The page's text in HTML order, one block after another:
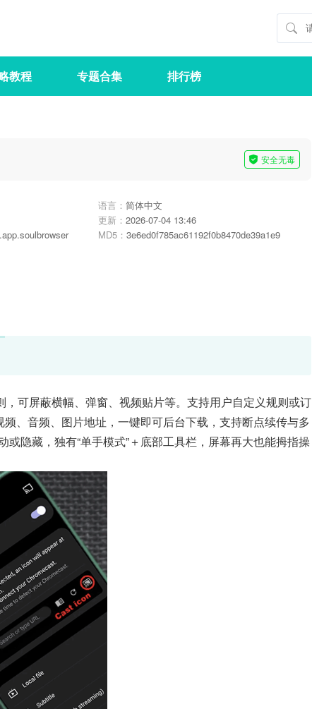
教程 专题合集 排行榜
安全无毒
语言： 简体中文
更新： 2026-07-04 13:46
MD5： 3e6ed0f785ac61192f0b8470de39a1e9
可屏蔽横幅、弹窗、视频贴片等。支持用户自定义规则或订
、音频、图片地址，一键即可后台下载，支持断点续传与多
隐藏，独有“单手模式”＋底部工具栏，屏幕再大也能拇指操